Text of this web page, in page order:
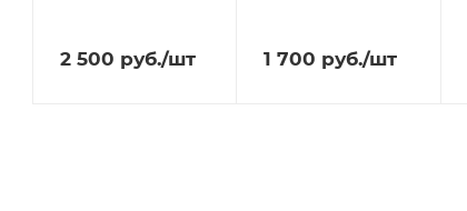
2 500 руб./шт 1 700 руб./шт